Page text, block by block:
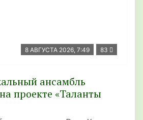
8 АВГУСТА 2026, 7:49 83
ансамбль
проекте «Таланты